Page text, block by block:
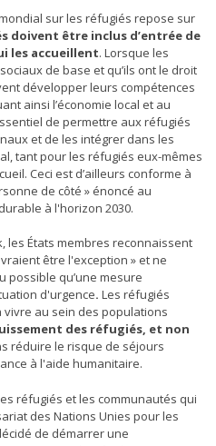
SOLIDES
FLAMBANT NEUF ET 2
POUR RENFORCER
mondial sur les réfugiés repose sur
doivent être inclus d’entrée de
les accueillent. Lorsque les
de base et qu’ils ont le droit
développer leurs compétences
ainsi l’économie local et au
de permettre aux réfugiés
et de les intégrer dans les
tant pour les réfugiés eux-mêmes
Ceci est d’ailleurs conforme à
de côté » énoncé au
à l'horizon 2030.
les États membres reconnaissent
être l'exception » et ne
possible qu’une mesure
d'urgence. Les réfugiés
au sein des populations
des réfugiés, et non
réduire le risque de séjours
à l'aide humanitaire.
réfugiés et les communautés qui
des Nations Unies pour les
de démarrer une